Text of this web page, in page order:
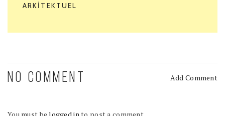
ARKITEKTUEL
NO COMMENT Add Comment